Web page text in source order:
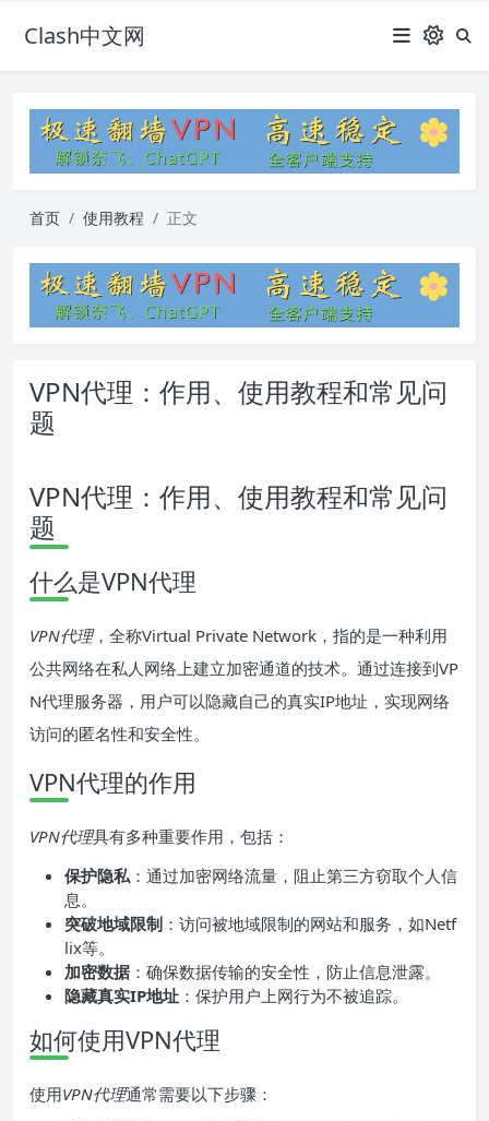
Clash中文网
首页 使用教程 正文
VPN代理：作用、使用教程和常见问
题
VPN代理：作用、使用教程和常见问
题
什么是VPN代理
VPN代理，全称Virtual Private Network，指的是一种利用
公共网络在私人网络上建立加密通道的技术。通过连接到VP
N代理服务器，用户可以隐藏自己的真实IP地址，实现网络
访问的匿名性和安全性。
VPN代理的作用
VPN代理具有多种重要作用，包括：
保护隐私：通过加密网络流量，阻止第三方窃取个人信
息。
突破地域限制 ：访问被地域限制的网站和服务，如Netf
lix等。
加密数据 ：确保数据传输的安全性，防止信息泄露。
隐藏真实IP地址 ：保护用户上网行为不被追踪。
如何使用VPN代理
使用VPN代理通常需要以下步骤：